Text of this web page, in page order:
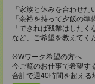
「家族と休みを合わせた
「余裕を持って夕飯の準
「できれば残業はしたく
など、ご希望を教えてく
※Wワーク希望の方へ
今ご覧のお仕事で希望す
合計で週40時間を超える